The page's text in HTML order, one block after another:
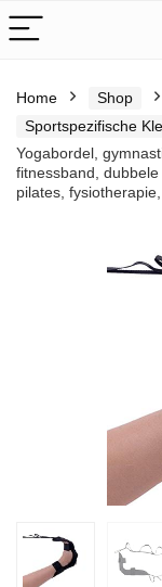
Home Shop
Sportspezifische
Yogabordel,
fitnessband,
pilates,